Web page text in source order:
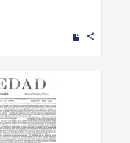
share